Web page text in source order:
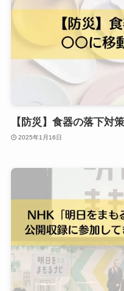
【防災】食器の落下対
2025年1月16日